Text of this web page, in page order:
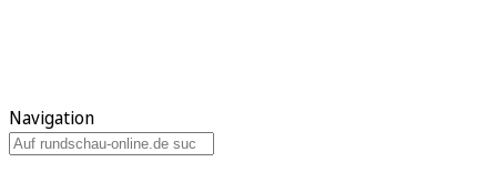
Navigation